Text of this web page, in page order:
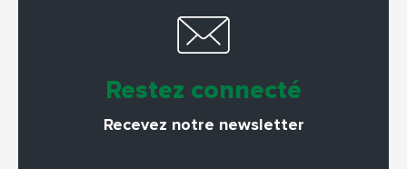
Restez connecté
Recevez notre newsletter